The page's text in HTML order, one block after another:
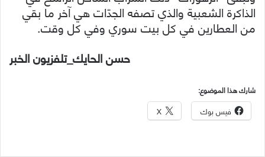
الذاكرة الشعبية والذي تصفه الجدّات هي آخر ما بقي
من العطارين في كل بيت سوري وفي كل وقت.
حسن الحايك_تلفزيون الخبر
شارك هذا الموضوع:
فيس بوك X